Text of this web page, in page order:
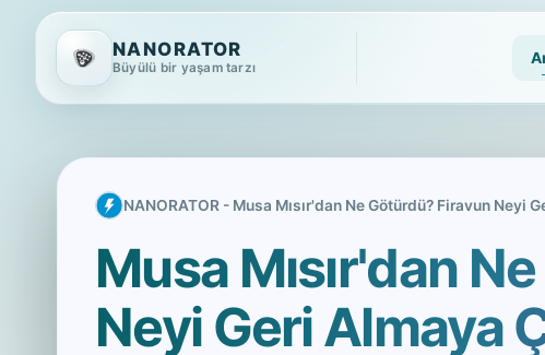
NANORATOR
Büyülü bir yaşam tarzı
NANORATOR - Musa Mısır'dan Ne Götürdü? Firavun Neyi
Musa Mısır'dan
Neyi Geri Almaya